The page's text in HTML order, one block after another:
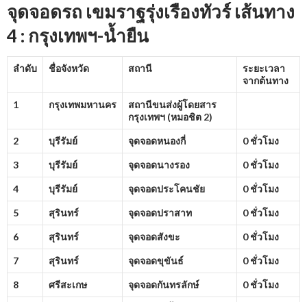
จุดจอดรถ เขมราฐรุ่งเรืองทัวร์ เส้นทาง
4 : กรุงเทพฯ-น้ำยืน
ลำดับ ชื่อจังหวัด สถานี
ระยะเวลา
จากต้นทาง
1 กรุงเทพมหานคร
สถานีขนส่งผู้โดยสาร
กรุงเทพฯ (หมอชิต 2)
2 บุรีรัมย์ จุดจอดหนองกี่ 0 ชั่วโมง
3 บุรีรัมย์ จุดจอดนางรอง 0 ชั่วโมง
4 บุรีรัมย์ จุดจอดประโคนชัย 0 ชั่วโมง
5 สุรินทร์ จุดจอดปราสาท 0 ชั่วโมง
6 สุรินทร์ จุดจอดสังขะ 0 ชั่วโมง
7 สุรินทร์ จุดจอดขุขันธ์ 0 ชั่วโมง
8 ศรีสะเกษ จุดจอดกันทรลักษ์ 0 ชั่วโมง